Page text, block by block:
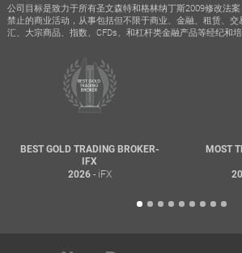
公司目标是致力于所有圣文森特和格林纳丁斯2009修改法
禁止的商业活动，从事包括但不限于商业、金融、租赁、
汇、大宗商品、指数、CFDs、和杠杆类金融产品等经纪和培
BEST GOLD TRADING BROKER-
IFX
2026- iFX
MOST